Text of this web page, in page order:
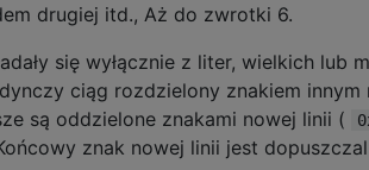
drugiej itd., Aż do zwrotki 6.
się wyłącznie z liter, wielkich lub
ciąg rozdzielony znakiem innym
są oddzielone znakami nowej linii (
znak nowej linii jest